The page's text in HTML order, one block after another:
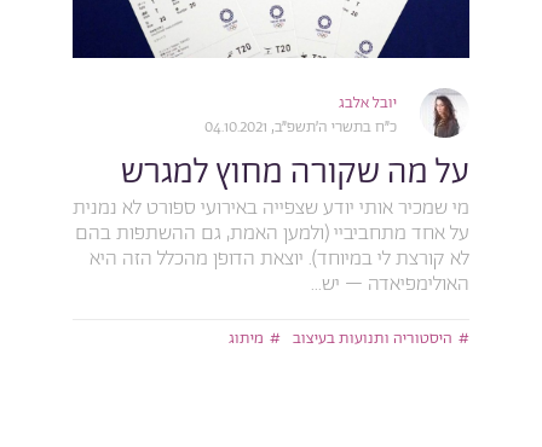
יובל אלבג
כ״ח בתשרי ה׳תשפ״ב, 04.10.2021
על מה שקורה מחוץ למגרש
מי שמכיר אותי יודע שצפייה באירועי ספורט לא נמנית
על אחד מתחביביי (ולמען האמת, גם ההשתפות בהם
לא קורצת לי במיוחד). יוצאת הדופן מהכלל הזה היא
האולימפיאדה – יש...
היסטוריה ותנועות בעיצוב מיתוג